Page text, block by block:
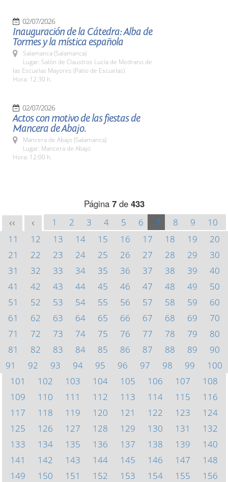
02/07/2026
Inauguración de la Cátedra: Alba de
Tormes y la mística española
Salamanca (Salamanca)
Lugar: Salón de Claustros Lucía de Medrano de
las Escuelas Mayores (Patio de Escuelas)
Hora: 12:30 h.
02/07/2026
Actos con motivo de las fiestas de
Mancera de Abajo.
Mancera de Abajo (Salamanca)
Lugar: Mancera de Abajo
Hora: 12:00 h.
Página 7de 433
<< < 1 2 3 4 5 6 7 8 9
10
11
12 13 14 15 16 17 18 19
20
21
22 23 24 25 26 27 28 29
30
31
32 33 34 35 36 37 38 39
40
41
42 43 44 45 46 47 48 49
50
51
52 53 54 55 56 57 58 59
60
61
62 63 64 65 66 67 68 69
70
71
72 73 74 75 76 77 78 79
80
81
82 83 84 85 86 87 88 89
90
91
92 93 94 95 96 97 98 99
100
101
102 103 104 105 106 107
108
109
110 111 112 113 114 115
116
117
118 119 120 121 122 123
124
125
126 127 128 129 130 131
132
133
134 135 136 137 138 139
140
141
142 143 144 145 146 147
148
149
150 151 152 153 154 155
156